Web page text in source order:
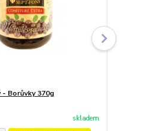
- Borůvky 370g
skladem